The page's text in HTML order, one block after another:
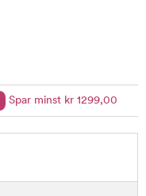
Spar minst kr 1299,00